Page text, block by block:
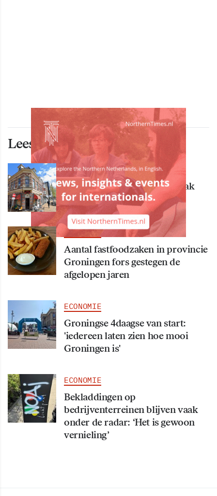
Lees ook deze artikelen
ECONOMIE
Bekende Groningse dönerzaak
Hasret failliet
ECONOMIE
Aantal fastfoodzaken in provincie
Groningen fors gestegen de
afgelopen jaren
ECONOMIE
Groningse 4daagse van start:
'iedereen laten zien hoe mooi
Groningen is'
ECONOMIE
Bekladdingen op
bedrijventerreinen blijven vaak
onder de radar: ‘Het is gewoon
vernieling’